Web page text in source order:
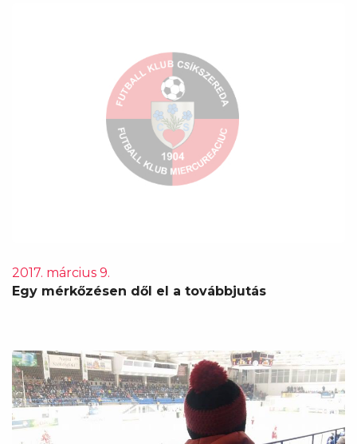
2017. március 9.
Egy mérkőzésen dől el a továbbjutás